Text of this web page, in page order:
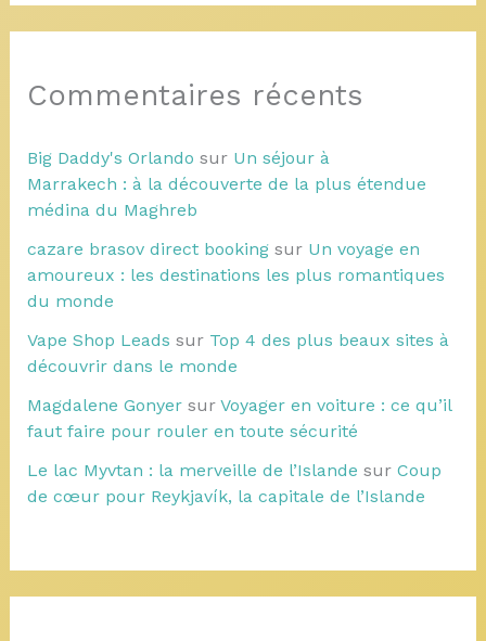
Commentaires récents
Big Daddy's Orlando sur Un séjour à
Marrakech : à la découverte de la plus étendue
médina du Maghreb
cazare brasov direct bookingsur Un voyage en
amoureux : les destinations les plus romantiques
du monde
Vape Shop Leads sur Top 4 des plus beaux sites à
découvrir dans le monde
Magdalene Gonyersur Voyager en voiture : ce qu’il
faut faire pour rouler en toute sécurité
Le lac Myvtan : la merveille de l’Islande sur Coup
de cœur pour Reykjavík, la capitale de l’Islande